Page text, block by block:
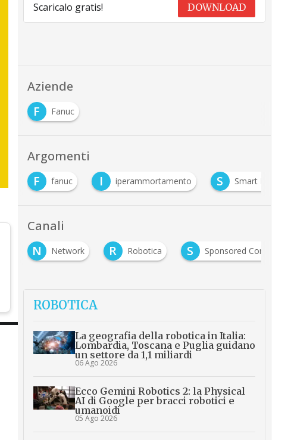
Scaricalo gratis! DOWNLOAD
Aziende
F
Fanuc
Argomenti
F fanuc I iperammortamento S Smart FActory
Canali
N Network R Robotica S Sponsored Content
ROBOTICA
La geografia della robotica in Italia:
Lombardia, Toscana e Puglia guidano
un settore da 1,1 miliardi
06 Ago 2026
Ecco Gemini Robotics 2: la Physical
AI di Google per bracci robotici e
umanoidi
05 Ago 2026